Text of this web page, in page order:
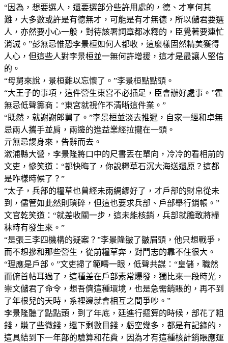
“因為，想要選人，還要選部分些許用處的，德、才享何其
難，大多數或許是有德無才，可能是有才無德，所以儲君要選
人，亦然要小心一般，對待該署詞章都冰釋的，臣覺著要連忙
消滅。”彭無忌惟恐李景桓如何人都收，這麼樣固然精美獲得
人心，但這些人對李景桓並一無何許增援，這才是最讓人堅信
的。
“母舅來說，景桓難以忘懷了。”李景桓點點頭。
“大王子的事項，這件營生東宮不必插足，臣會辦好處事。”霍
無忌低聲籌商：“東宮就視作不清晰這件業。”
“既然，就謝謝郎舅了。”李景桓並淡去推遲，自家一經和卓無
忌兩人攜手並肩，兩邊的進益業經拉攏在一頭。
亓無忌謖身來，告辭而去。
漵浦縣大營，李景隆將口中的尺書丟在單向，冷冷的看相前的
文吏，慘笑道：“都快晦了，你說糧草石沉大海送還原？這都
是咋樣時候了？”
“太子，兵部的糧草也曾經未雨綢繆好了，才戶部的財帛從未
到，儘管如此然則瑣碎，但這也要求兵部、戶部舉行銷帳。”
文官乾笑道：“就差收關一步，這未能核銷，兵部就膽敢將糧
秣時有發生來。”
“是張三李四機構的疑案？”李景隆皺了皺眉頭，他只想戰爭，
而不想摻和那些營生，從前糧草奔，對鬥志的靠不住很大。
“理應是戶部。”文吏掃了範疇一眼，低聲共謀：“皇儲，職然
而俯首帖耳過了，這種差在戶部素常爆發，獨比來一段時光，
崇文儲君了命令，想吾儕這種環境，也是急需銷賬的，再不到
了年根兒的天時，系裡邊就會相互之間爭吵。”
李景隆聽了點點頭，到了年底，廷進行摳算的時候，部花了粗
錢，賺了些微錢，還下剩數目錢，虧空幾多，都是有記錄的，
這具結到下一年部的驗算和花費，因為才有這種核計銷賬應運